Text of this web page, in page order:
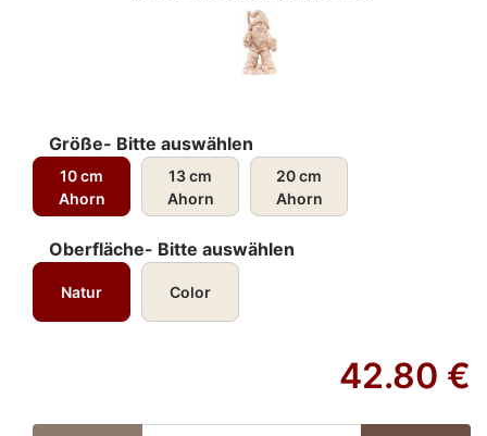
Größe- Bitte auswählen
10 cm
Ahorn
13 cm
Ahorn
20 cm
Ahorn
Oberfläche- Bitte auswählen
Natur Color
42.80 €